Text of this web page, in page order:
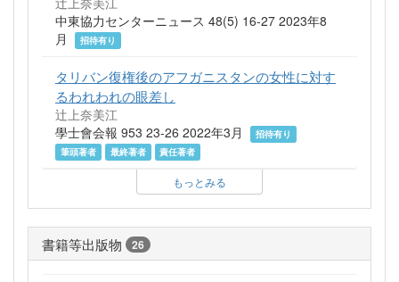
中東協力センターニュース 48(5) 16-27 2023年8
月
招待有り
タリバン復権後のアフガニスタンの女性に対す
るわれわれの眼差し
辻上奈美江
學士會会報 953 23-26 2022年3月
招待有り
筆頭著者
最終著者 責任著者
もっとみる
書籍等出版物 26